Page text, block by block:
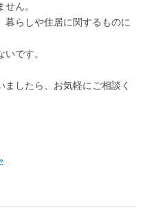
ん。
暮らしや住居に関するものに
です。
したら、お気軽にご相談く